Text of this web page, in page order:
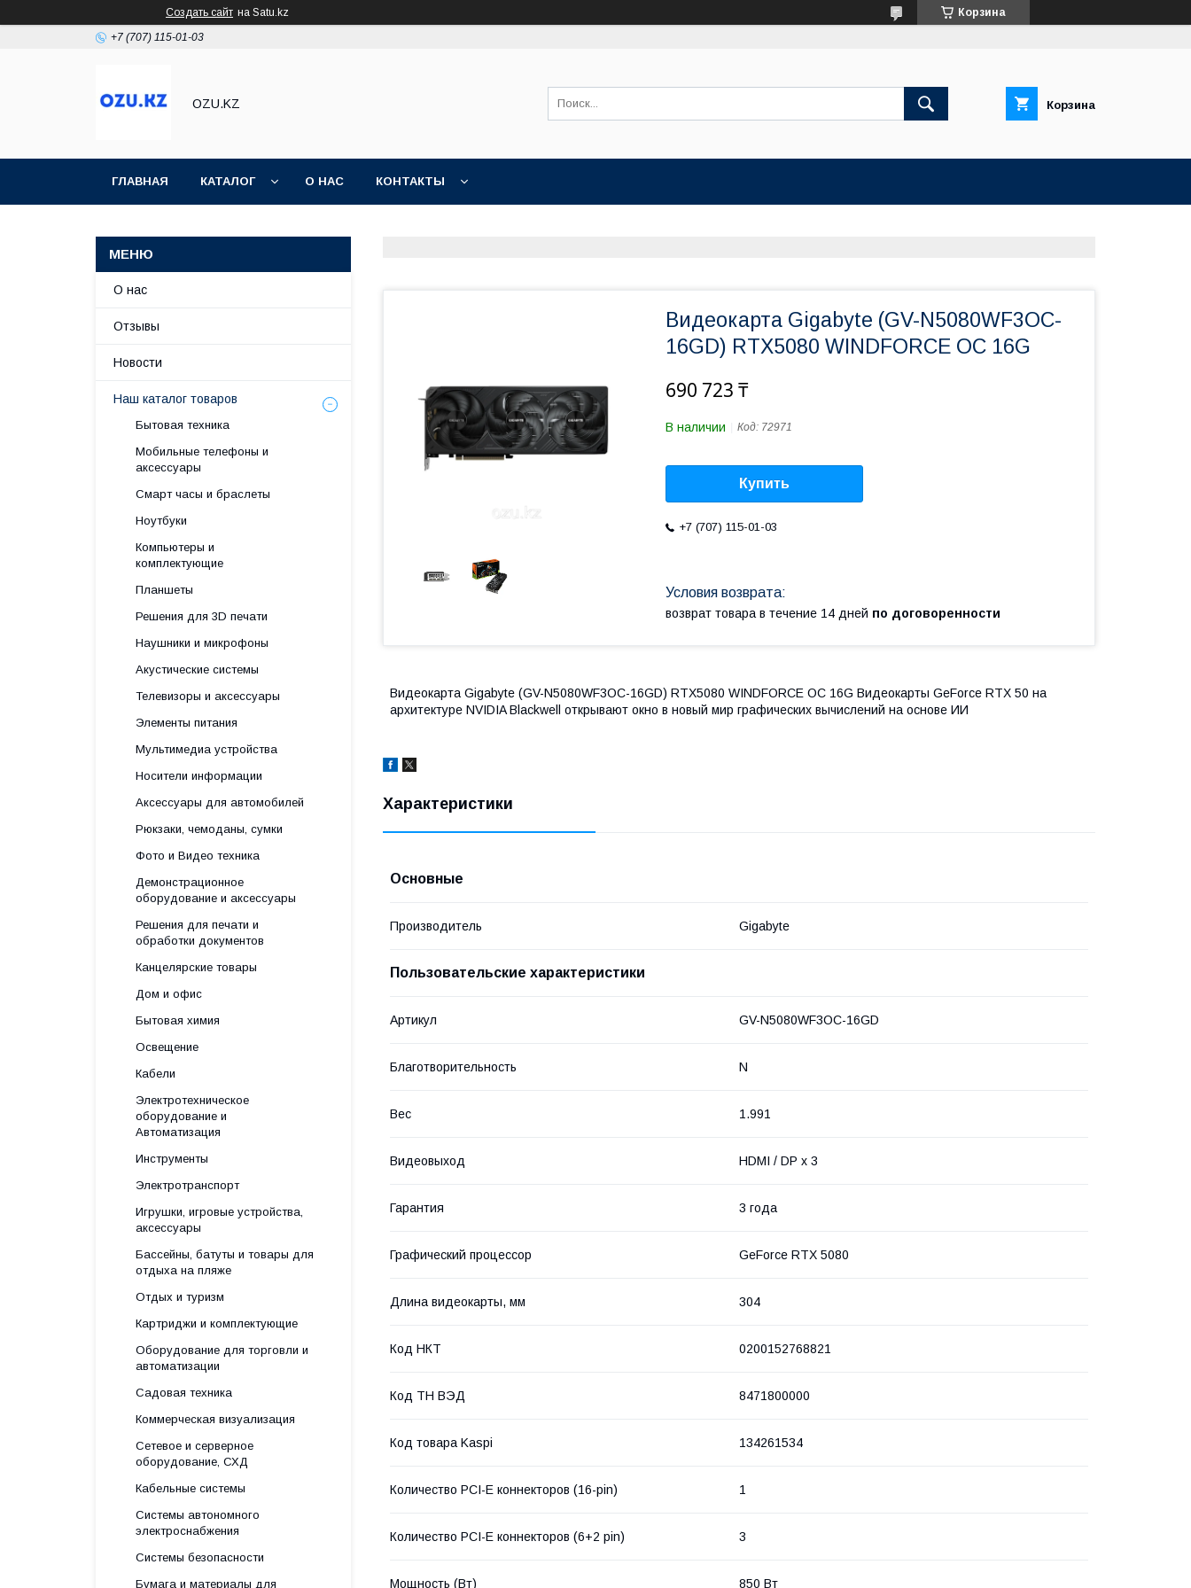
Создать сайт на Satu.kz Корзина
+7 (707) 115-01-03
OZU.KZ Корзина
ГЛАВНАЯ КАТАЛОГ О НАС КОНТАКТЫ
Видеокарта Gigabyte (GV-N5080WF3OC-
16GD) RTX5080 WINDFORCE OC 16G
690 723 ₸
В наличии Код: 72971
Купить
+7 (707) 115-01-03
возврат товара в течение 14 дней по договоренности
Видеокарта Gigabyte (GV-N5080WF3OC-16GD) RTX5080 WINDFORCE OC 16G Видеокарты GeForce RTX 50 на
архитектуре NVIDIA Blackwell открывают окно в новый мир графических вычислений на основе ИИ
Характеристики
Основные
Производитель Gigabyte
Пользовательские характеристики
Артикул GV-N5080WF3OC-16GD
Благотворительность N
Вес 1.991
Видеовыход HDMI / DP x 3
Гарантия 3 года
Графический процессор GeForce RTX 5080
Длина видеокарты, мм 304
Код НКТ 0200152768821
Код ТН ВЭД 8471800000
Код товара Kaspi 134261534
Количество PCI-E коннекторов (16-pin) 1
Количество PCI-E коннекторов (6+2 pin) 3
Мощность (Bт) 850 Вт
О нас
Отзывы
Новости
Наш каталог товаров
Бытовая техника
Мобильные телефоны и
аксессуары
Смарт часы и браслеты
Ноутбуки
Компьютеры и
комплектующие
Планшеты
Решения для 3D печати
Наушники и микрофоны
Акустические системы
Телевизоры и аксессуары
Элементы питания
Мультимедиа устройства
Носители информации
Аксессуары для автомобилей
Рюкзаки, чемоданы, сумки
Фото и Видео техника
Демонстрационное
оборудование и аксессуары
Решения для печати и
обработки документов
Канцелярские товары
Дом и офис
Бытовая химия
Освещение
Кабели
Электротехническое
оборудование и
Автоматизация
Инструменты
Электротранспорт
Игрушки, игровые устройства,
аксессуары
Бассейны, батуты и товары для
отдыха на пляже
Отдых и туризм
Картриджи и комплектующие
Оборудование для торговли и
автоматизации
Садовая техника
Коммерческая визуализация
Сетевое и серверное
оборудование, СХД
Кабельные системы
Системы автономного
электроснабжения
Системы безопасности
Бумага и материалы для